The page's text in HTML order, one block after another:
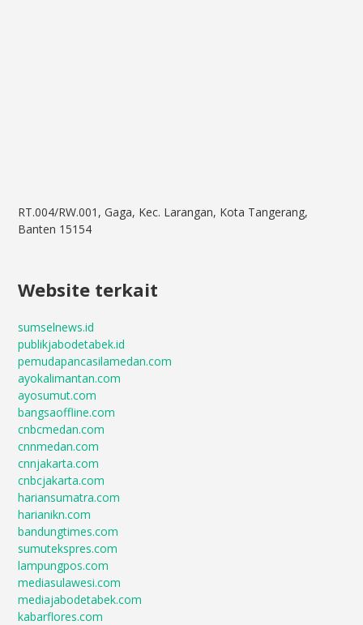
RT.004/RW.001, Gaga, Kec. Larangan, Kota Tangerang,
Banten 15154
Website terkait
sumselnews.id
publikjabodetabek.id
pemudapancasilamedan.com
ayokalimantan.com
ayosumut.com
bangsaoffline.com
cnbcmedan.com
cnnmedan.com
cnnjakarta.com
cnbcjakarta.com
hariansumatra.com
harianikn.com
bandungtimes.com
sumutekspres.com
lampungpos.com
mediasulawesi.com
mediajabodetabek.com
kabarflores.com